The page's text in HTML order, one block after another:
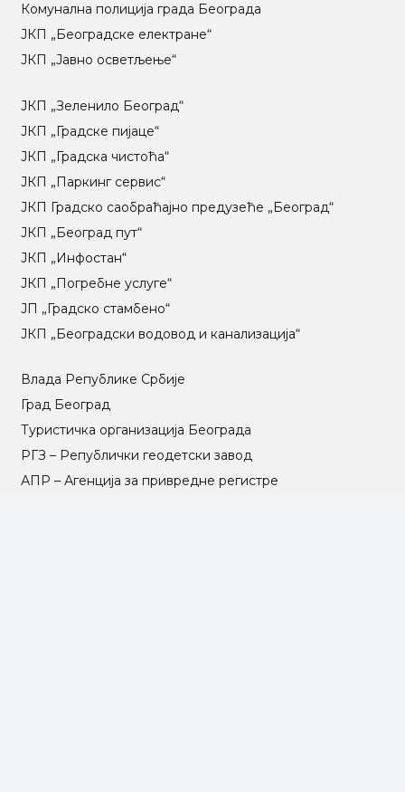
Комунална полиција града Београда
ЈКП „Београдске електране“
ЈКП „Јавно осветљење“
ЈКП „Зеленило Београд“
ЈКП „Градске пијаце“
ЈКП „Градска чистоћа“
ЈКП „Паркинг сервис“
ЈКП Градско саобраћајно предузеће „Београд“
ЈКП „Београд пут“
ЈКП „Инфостан“
ЈКП „Погребне услуге“
ЈП „Градско стамбено“
ЈКП „Београдски водовод и канализација“
Влада Републике Србије
Град Београд
Туристичка организација Београда
РГЗ – Републички геодетски завод
АПР – Агенција за привредне регистре